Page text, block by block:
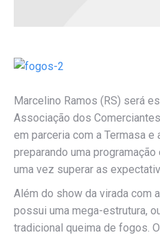
Marcelino Ramos (RS) será
Associação dos
em parceria com a Termasa e
preparando uma
uma vez superar as
Além do show da virada com
possui uma mega-estrutura,
tradicional queima de fogos.